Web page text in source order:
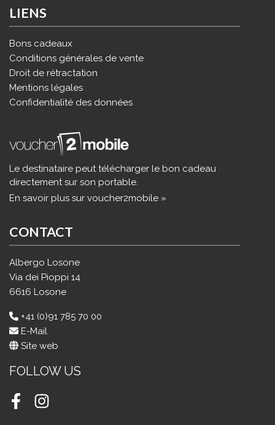
LIENS
Bons cadeaux
Conditions générales de vente
Droit de rétractation
Mentions légales
Confidentialité des données
Le destinataire peut télécharger le bon cadeau
directement sur son portable.
En savoir plus sur voucher2mobile »
CONTACT
Albergo Losone
Via dei Pioppi 14
6616 Losone
+41 (0)91 785 70 00
E-Mail
Site web
FOLLOW US
FacebookInstagram